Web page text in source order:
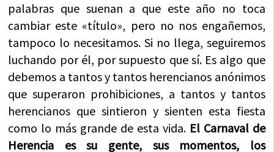
palabras que suenan a que este año no toca
cambiar este «título», pero no nos engañemos,
tampoco lo necesitamos. Si no llega, seguiremos
luchando por él, por supuesto que sí. Es algo que
debemos a tantos y tantos herencianos anónimos
que superaron prohibiciones, a tantos y tantos
herencianos que sintieron y sienten esta fiesta
como lo más grande de esta vida. El Carnaval de
Herencia es su gente, sus momentos, los